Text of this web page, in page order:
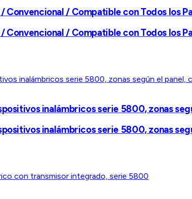
/ Compatible con Todos los
/ Compatible con Todos los
inalámbricos serie 5800, zonas
inalámbricos serie 5800, zonas